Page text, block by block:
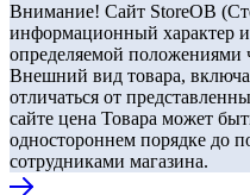
Внимание! Сайт StoreOB
информационный характер
определяемой положениями
Внешний вид товара,
отличаться от
сайте цена Товара может
одностороннем порядке до
сотрудниками магазина.